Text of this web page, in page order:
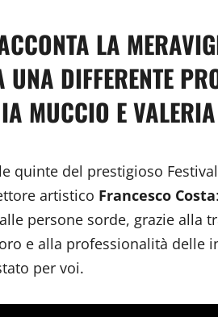
LA
DIFFERENTE
MUCCIO E
quinte del prestigioso
artistico Francesco Costa
persone sorde, grazie alla
e alla professionalità delle
per voi.